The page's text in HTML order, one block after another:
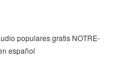
populares gratis NOTRE-
español